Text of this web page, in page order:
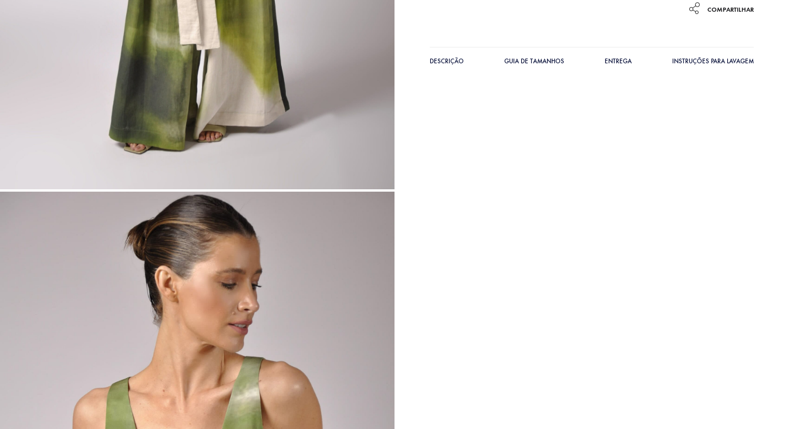
COMPARTILHAR
DESCRIÇÃO GUIA DE TAMANHOS ENTREGA INSTRUÇÕES PARA LAVAGEM